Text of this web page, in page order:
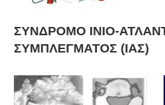
ΣΥΝΔΡΟΜΟ ΙΝΙΟ-
ΣΥΜΠΛΕΓΜΑΤΟΣ (ΙΑΣ)